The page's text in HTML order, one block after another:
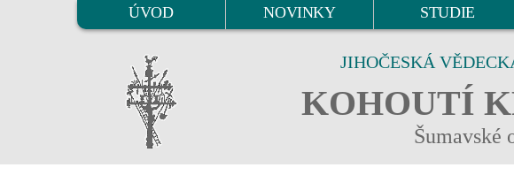
ÚVOD NOVINKY STUDIE
JIHOČESKÁ
KOHOUTÍ
Šumavské